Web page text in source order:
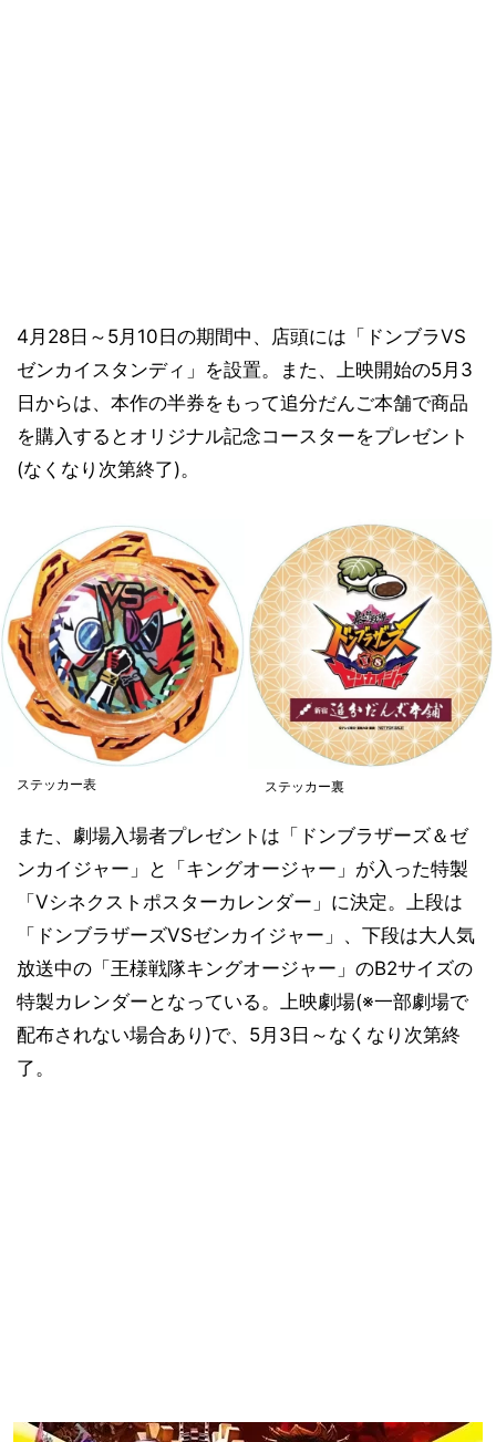
4月28日～5月10日の期間中、店頭には「ドンブラVS
ゼンカイスタンディ」を設置。また、上映開始の5月3
日からは、本作の半券をもって追分だんご本舗で商品
を購入するとオリジナル記念コースターをプレゼント
(なくなり次第終了)。
ステッカー表 ステッカー裏
また、劇場入場者プレゼントは「ドンブラザーズ＆ゼ
ンカイジャー」と「キングオージャー」が入った特製
「Vシネクストポスターカレンダー」に決定。上段は
「ドンブラザーズVSゼンカイジャー」、下段は大人気
放送中の「王様戦隊キングオージャー」のB2サイズの
特製カレンダーとなっている。上映劇場(※一部劇場で
配布されない場合あり)で、5月3日～なくなり次第終
了。